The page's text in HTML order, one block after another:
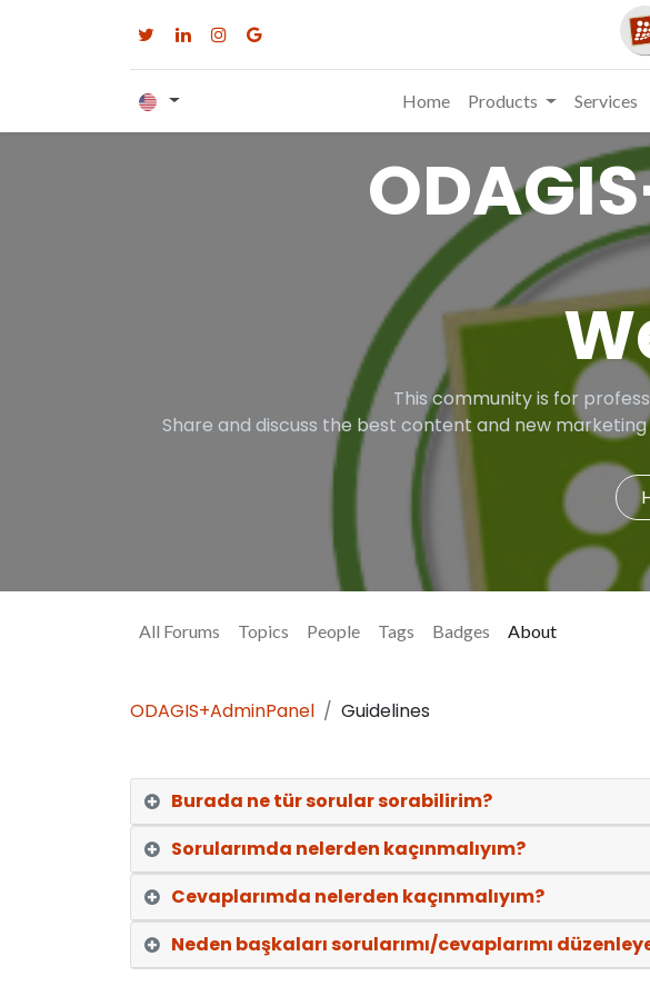
Home Products Services
This community is for
Share and discuss the best content and new
All Forums Topics People Tags Badges About
ODAGIS+AdminPanel Guidelines
Burada ne tür sorular sorabilirim?
Sorularımda nelerden kaçınmalıyım?
Cevaplarımda nelerden kaçınmalıyım?
Neden başkaları sorularımı/cevaplarımı